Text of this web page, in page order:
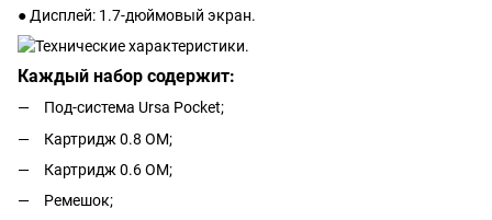
● Дисплей: 1.7-дюймовый экран.
Каждый набор содержит:
Под-система Ursa Pocket;
Картридж 0.8 ОМ;
Картридж 0.6 ОМ;
Ремешок;